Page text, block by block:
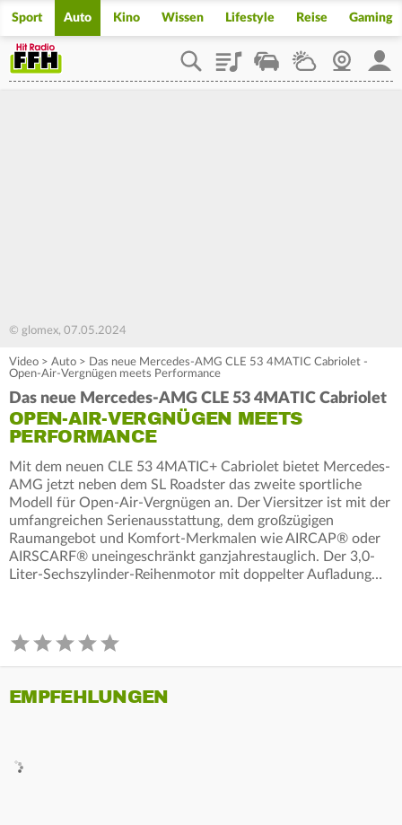
Sport Auto Kino Wissen Lifestyle Reise Gaming
PlaylistStaupilotWetterWebcam
© glomex, 07.05.2024
Video > Auto > Das neue Mercedes-AMG CLE 53 4MATIC Cabriolet -
Open-Air-Vergnügen meets Performance
Das neue Mercedes-AMG CLE 53 4MATIC Cabriolet
OPEN-AIR-VERGNÜGEN MEETS
PERFORMANCE
Mit dem neuen CLE 53 4MATIC+ Cabriolet bietet Mercedes-
AMG jetzt neben dem SL Roadster das zweite sportliche
Modell für Open-Air-Vergnügen an. Der Viersitzer ist mit der
umfangreichen Serienausstattung, dem großzügigen
Raumangebot und Komfort-Merkmalen wie AIRCAP® oder
AIRSCARF® uneingeschränkt ganzjahrestauglich. Der 3,0-
Liter-Sechszylinder-Reihenmotor mit doppelter Aufladung…
EMPFEHLUNGEN